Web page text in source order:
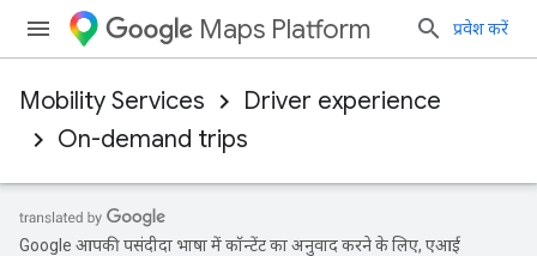
Maps Platform प्रवेश करें
Mobility Services
Driver experience
On-demand trips
Google आपकी पसंदीदा भाषा में कॉन्टेंट का अनुवाद करने के लिए, एआई